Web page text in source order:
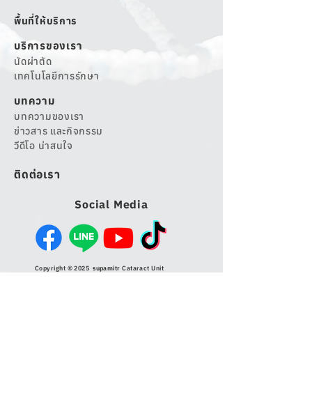
พื้นที่ให้บริการ
บริการของเรา
นัดผ่าตัด
เทคโนโลยีการรักษา
บทความ
บทความของเรา
ข่าวสาร และกิจกรรม
วีดีโอ น่าสนใจ
ติดต่อเรา
Social Media
Copyright © 2025 supamitr Cataract Unit